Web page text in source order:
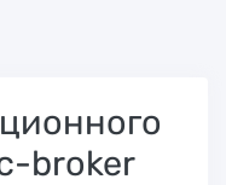
broker